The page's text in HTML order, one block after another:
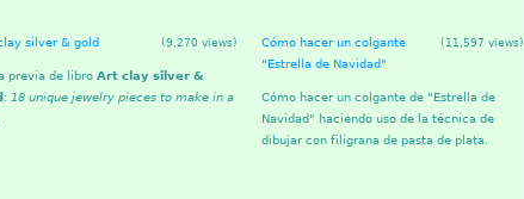
(9,270 views)
silver & gold
previa de libro Art clay silver &
: 18 unique jewelry pieces to make in a
(11,597 views)
Cómo hacer un colgante
"Estrella de Navidad"
Cómo hacer un colgante de "Estrella de
Navidad" haciendo uso de la técnica de
dibujar con filigrana de pasta de plata.